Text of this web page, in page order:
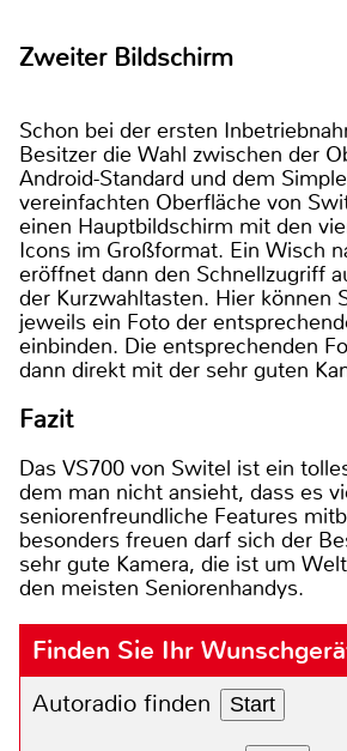
Zweiter Bildschirm
Schon bei der ersten
Besitzer die Wahl zwischen der
Android-Standard und dem
vereinfachten Oberfläche von
einen Hauptbildschirm mit den
Icons im Großformat. Ein Wisch
eröffnet dann den Schnellzugriff
der Kurzwahltasten. Hier können
jeweils ein Foto der
einbinden. Die entsprechenden
dann direkt mit der sehr guten
Fazit
Das VS700 von Switel ist ein
dem man nicht ansieht, dass es
seniorenfreundliche Features
besonders freuen darf sich der
sehr gute Kamera, die ist um
den meisten Seniorenhandys.
Finden Sie Ihr
Autoradio finden Start